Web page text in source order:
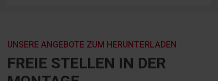
FREIE STELLEN IN DER
UNSERE ANGEBOTE ZUM HERUNTERLADEN